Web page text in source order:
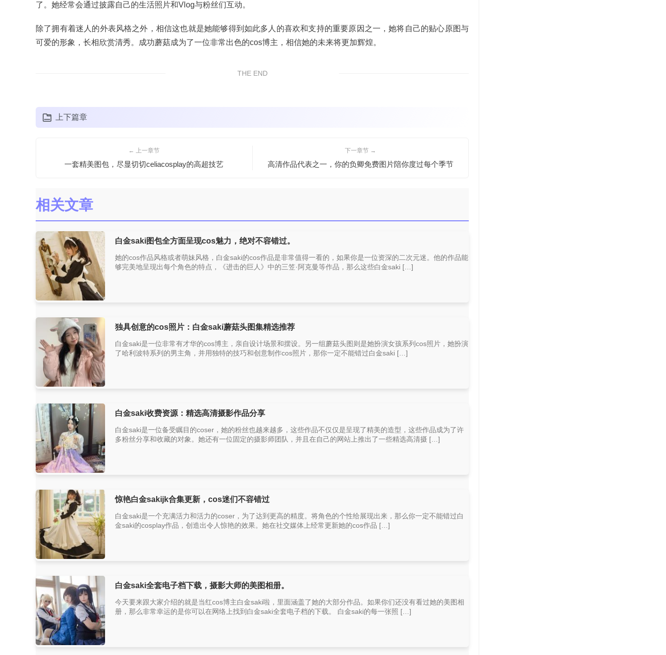
了。她经常会通过披露自己的生活照片和Vlog与粉丝们互动。
除了拥有着迷人的外表风格之外，相信这也就是她能够得到如此多人的喜欢和支持的重要原因之一，她将自己的贴心原图与
可爱的形象，长相欣赏清秀。成功蘑菇成为了一位非常出色的cos博主，相信她的未来将更加辉煌。
THE END
上下篇章
← 上一章节
一套精美图包，尽显切切celiacosplay的高超技艺
下一章节 →
高清作品代表之一，你的负卿免费图片陪你度过每个季节
相关文章
白金saki图包全方面呈现cos魅力，绝对不容错过。
她的cos作品风格或者萌妹风格，白金saki的cos作品是非常值得一看的，如果你是一位资深的二次元迷。他的作品能
够完美地呈现出每个角色的特点，《进击的巨人》中的三笠·阿克曼等作品，那么这些白金saki […]
独具创意的cos照片：白金saki蘑菇头图集精选推荐
白金saki是一位非常有才华的cos博主，亲自设计场景和摆设。另一组蘑菇头图则是她扮演女孩系列cos照片，她扮演
了哈利波特系列的男主角，并用独特的技巧和创意制作cos照片，那你一定不能错过白金saki […]
白金saki收费资源：精选高清摄影作品分享
白金saki是一位备受瞩目的coser，她的粉丝也越来越多，这些作品不仅仅是呈现了精美的造型，这些作品成为了许
多粉丝分享和收藏的对象。她还有一位固定的摄影师团队，并且在自己的网站上推出了一些精选高清摄 […]
惊艳白金sakijk合集更新，cos迷们不容错过
白金saki是一个充满活力和活力的coser，为了达到更高的精度。将角色的个性给展现出来，那么你一定不能错过白
金saki的cosplay作品，创造出令人惊艳的效果。她在社交媒体上经常更新她的cos作品 […]
白金saki全套电子档下载，摄影大师的美图相册。
今天要来跟大家介绍的就是当红cos博主白金saki啦，里面涵盖了她的大部分作品。如果你们还没有看过她的美图相
册，那么非常幸运的是你可以在网络上找到白金saki全套电子档的下载。 白金saki的每一张照 […]